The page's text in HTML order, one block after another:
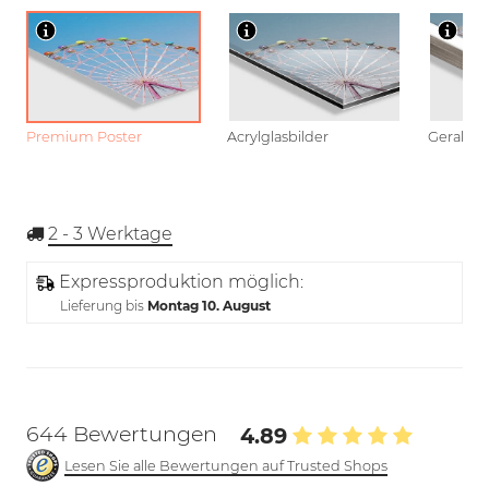
Premium Poster Acrylglasbilder
2 - 3 Werktage
Expressproduktion möglich:
Lieferung bis Montag 10. August
644 Bewertungen 4.89
Lesen Sie alle Bewertungen auf Trusted Shops